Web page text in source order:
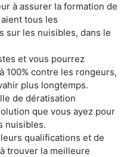
à assurer la formation de
tous les
sur les nuisibles, dans le
et vous pourrez
100% contre les rongeurs,
plus longtemps.
de dératisation
que vous ayez pour
nuisibles.
qualifications et de
trouver la meilleure